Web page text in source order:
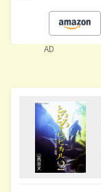
AD